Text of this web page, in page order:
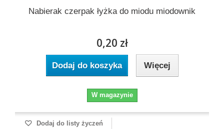
Nabierak czerpak łyżka do miodu miodownik
0,20 zł
Dodaj do koszyka Więcej
W magazynie
Dodaj do listy życzeń